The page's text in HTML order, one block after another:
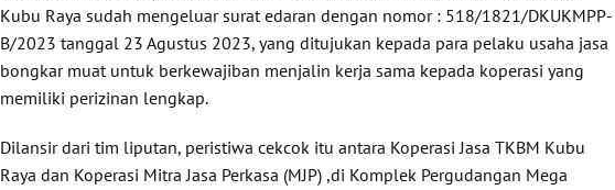
Kubu Raya sudah mengeluar surat edaran dengan nomor : 518/1821/DKUKMPP-
B/2023 tanggal 23 Agustus 2023, yang ditujukan kepada para pelaku usaha jasa
bongkar muat untuk berkewajiban menjalin kerja sama kepada koperasi yang
memiliki perizinan lengkap.
Dilansir dari tim liputan, peristiwa cekcok itu antara Koperasi Jasa TKBM Kubu
Raya dan Koperasi Mitra Jasa Perkasa (MJP) ,di Komplek Pergudangan Mega